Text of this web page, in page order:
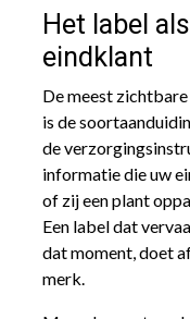
Het label
eindklant
De meest
is de
de
informatie die uw
of zij een plant
Een label dat
dat moment, doet
merk.